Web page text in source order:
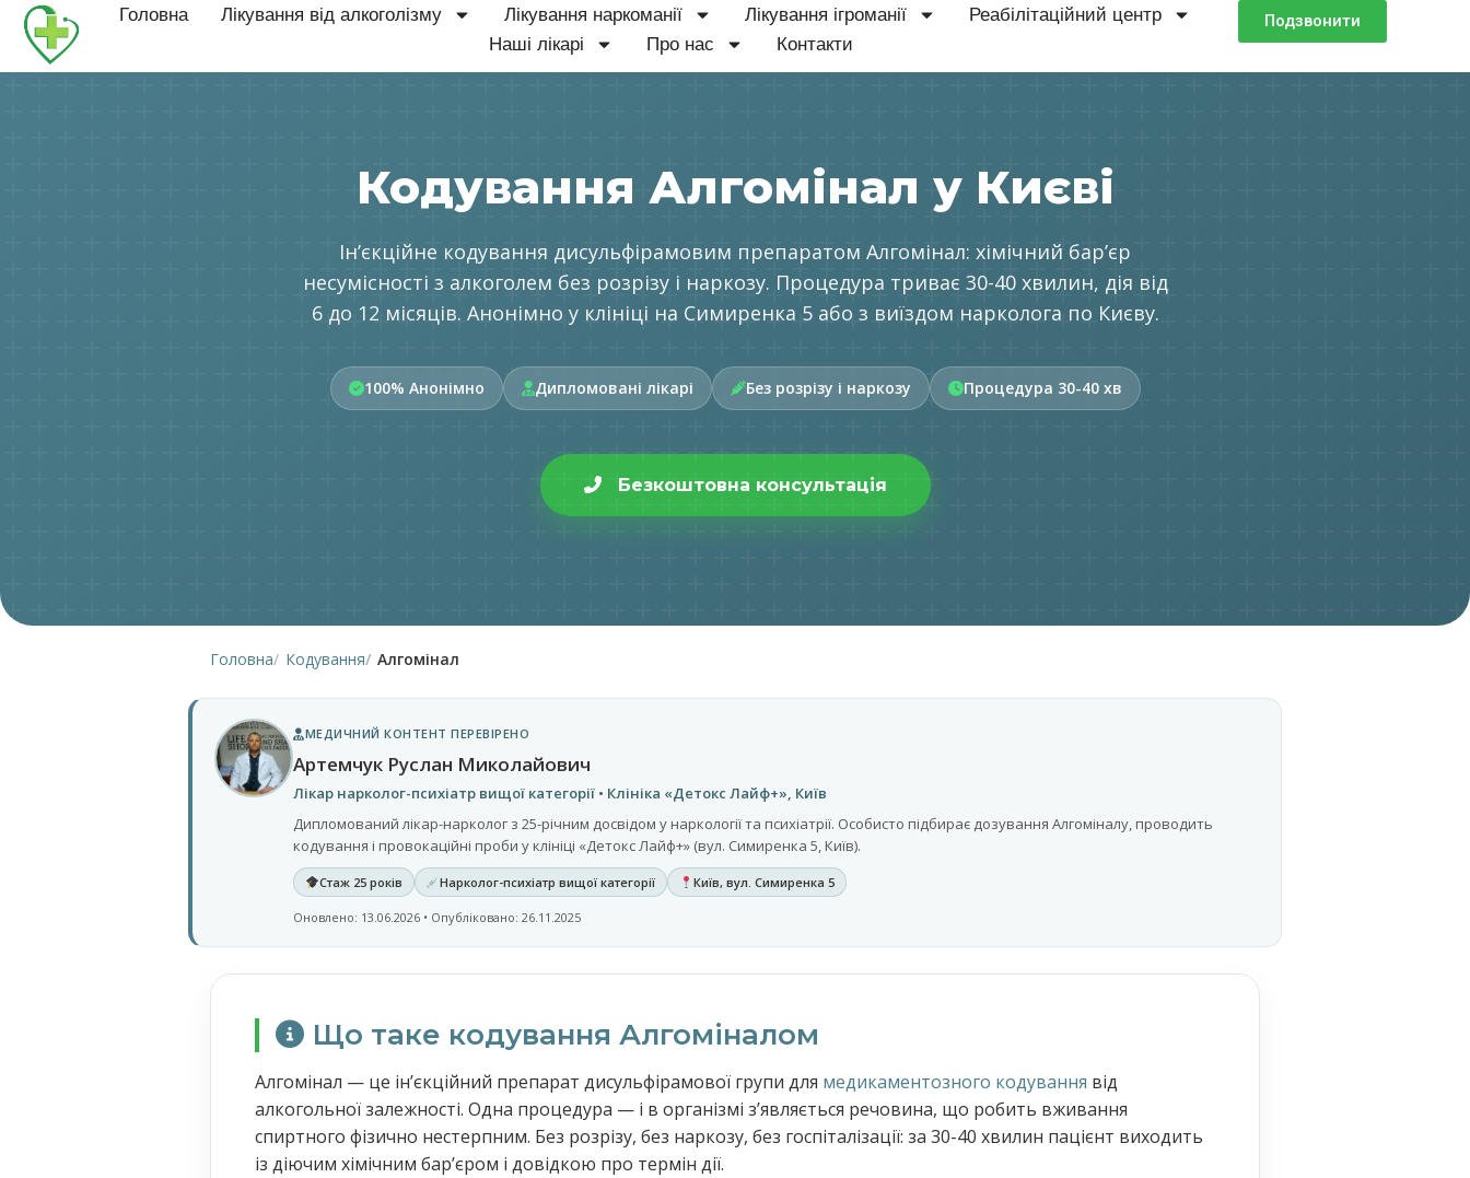
Головна Лікування від алкоголізму Лікування наркоманії Лікування ігроманії
Реабілітаційний центр
Наші лікарі
Про нас Контакти
Подзвонити
Кодування Алгомінал у Києві
Інʼєкційне кодування дисульфірамовим препаратом Алгомінал: хімічний барʼєр
несумісності з алкоголем без розрізу і наркозу. Процедура триває 30-40 хвилин, дія від
6 до 12 місяців. Анонімно у клініці на Симиренка 5 або з виїздом нарколога по Києву.
100% Анонімно Дипломовані лікарі Без розрізу і наркозу Процедура 30-40 хв
Безкоштовна консультація
Головна Кодування Алгомінал
МЕДИЧНИЙ КОНТЕНТ ПЕРЕВІРЕНО
Артемчук Руслан Миколайович
Лікар нарколог-психіатр вищої категорії • Клініка «Детокс Лайф+», Київ
Дипломований лікар-нарколог з 25-річним досвідом у наркології та психіатрії. Особисто підбирає дозування Алгоміналу, проводить
кодування і провокаційні проби у клініці «Детокс Лайф+» (вул. Симиренка 5, Київ).
Стаж 25 років Нарколог-психіатр вищої категорії Київ, вул. Симиренка 5
Оновлено: 13.06.2026 • Опубліковано: 26.11.2025
Що таке кодування Алгоміналом
Алгомінал — це інʼєкційний препарат дисульфірамової групи для медикаментозного кодування від
алкогольної залежності. Одна процедура — і в організмі зʼявляється речовина, що робить вживання
спиртного фізично нестерпним. Без розрізу, без наркозу, без госпіталізації: за 30-40 хвилин пацієнт виходить
із діючим хімічним барʼєром і довідкою про термін дії.